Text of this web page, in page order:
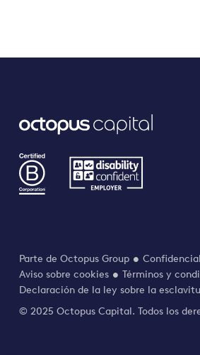
Parte de Octopus Group
Aviso sobre cookies
Términos y
Declaración de la ley sobre la
© 2025 Octopus Capital. Todos los